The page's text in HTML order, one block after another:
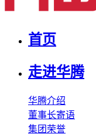
首页
走进华腾
华腾介绍
董事长寄语
集团荣誉